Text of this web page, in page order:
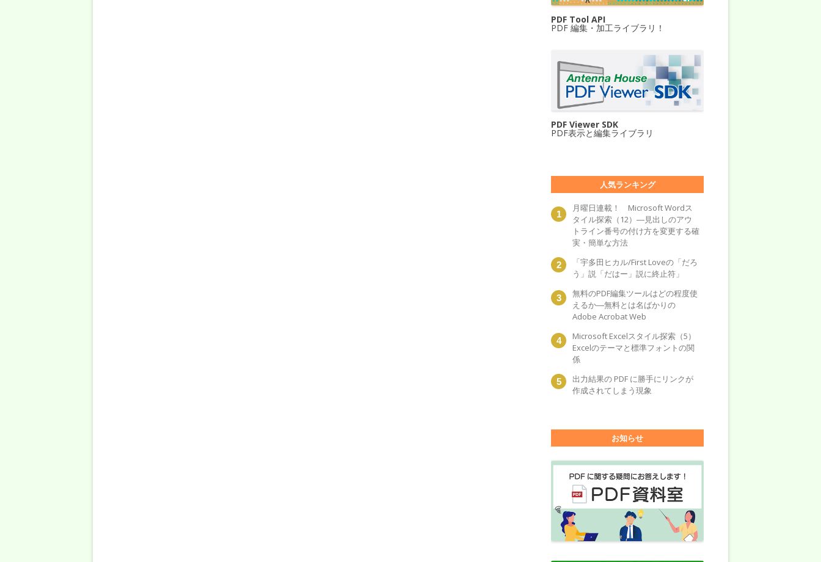
PDF Tool API
PDF 編集・加工ライブラリ！
PDF Viewer SDK
PDF表示と編集ライブラリ
人気ランキング
月曜日連載！ Microsoft Wordス
タイル探索（12）―見出しのアウ
トライン番号の付け方を変更する確
実・簡単な方法
「宇多田ヒカル/First Loveの「だろ
う」説「だはー」説に終止符」
無料のPDF編集ツールはどの程度使
えるか―無料とは名ばかりの
Adobe Acrobat Web
Microsoft Excelスタイル探索（5）
Excelのテーマと標準フォントの関
係
出力結果の PDF に勝手にリンクが
作成されてしまう現象
お知らせ